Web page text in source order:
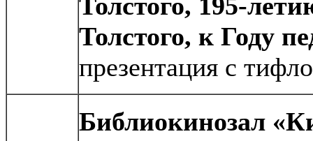
Толстого, к Году
презентация с
Библиокинозал